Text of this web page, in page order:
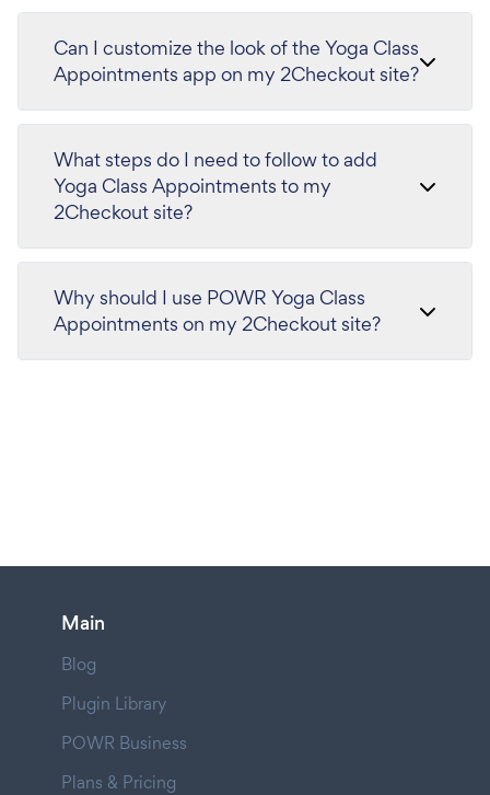
Can I customize the look of the Yoga Class
Appointments app on my 2Checkout site?
What steps do I need to follow to add
Yoga Class Appointments to my
2Checkout site?
Why should I use POWR Yoga Class
Appointments on my 2Checkout site?
Main
Blog
Plugin Library
POWR Business
Plans & Pricing